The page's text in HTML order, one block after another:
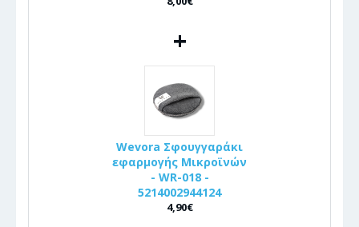
+
Wevora Σφουγγαράκι
εφαρμογής Μικροϊνών
- WR-018 -
5214002944124
4,90€